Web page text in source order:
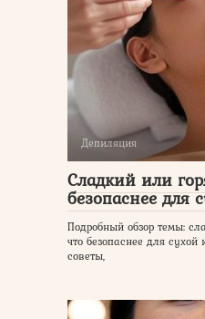
Депиляция
Сладкий или
безопаснее для
Подробный обзор темы:
что безопаснее для
советы,